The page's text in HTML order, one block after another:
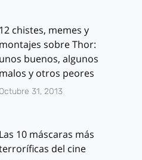
12 chistes, memes y
montajes sobre Thor:
unos buenos, algunos
malos y otros peores
Octubre 31, 2013
Las 10 máscaras más
del cine